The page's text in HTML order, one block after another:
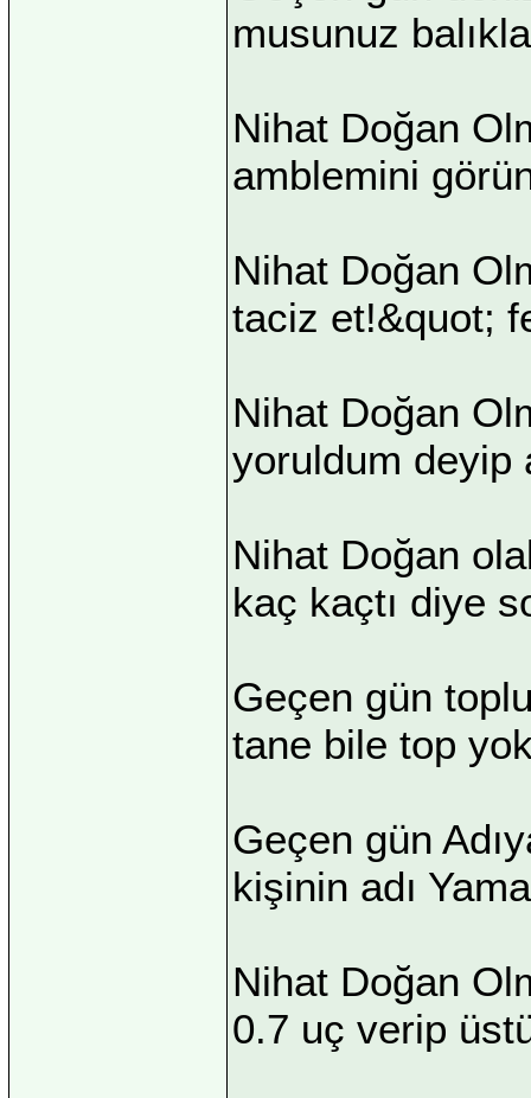
musunuz
Nihat Doğan
amblemini
Nihat Doğan
taciz et!&quot;
Nihat Doğan
yoruldum deyip
Nihat Doğan
kaç kaçtı diye
Geçen gün
tane bile top
Geçen gün
kişinin adı
Nihat Doğan
0.7 uç verip